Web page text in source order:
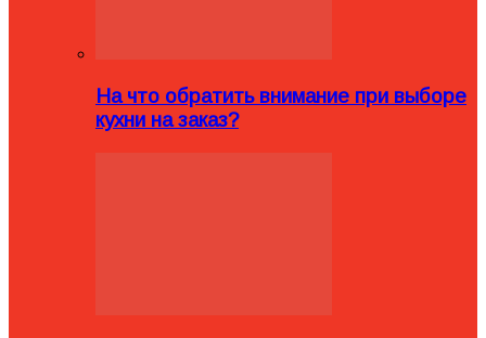
На что обратить внимание при выборе
кухни на заказ?